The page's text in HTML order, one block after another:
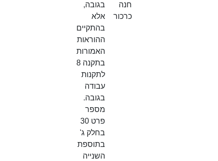
חנה
כרכור
בגובה,
אלא
בהתקיים
ההוראות
האמורות
בתקנה 8
לתקנות
עבודה
בגובה.
מספר
פרט 30
בחלק ג'
בתוספת
השנייה